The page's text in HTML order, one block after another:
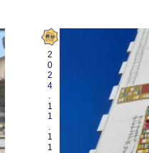
2024.11.11